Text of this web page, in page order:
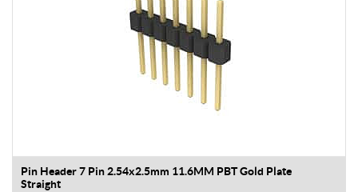
Pin Header 7 Pin 2.54x2.5mm 11.6MM PBT Gold Plate
Straight